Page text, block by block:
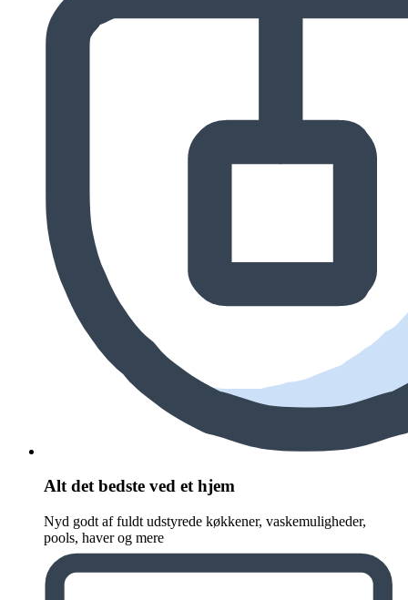
Alt det bedste ved et hjem
Nyd godt af fuldt udstyrede køkkener, vaskemuligheder,
pools, haver og mere